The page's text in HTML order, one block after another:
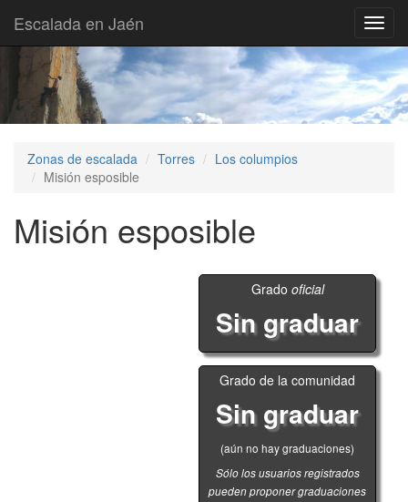
Escalada en Jaén
Zonas de escalada Torres
Los columpios
Misión esposible
Misión esposible
Grado oficial
Sin graduar
Grado de la comunidad
Sin graduar
(aún no hay graduaciones)
Sólo los usuarios registrados
pueden proponer graduaciones